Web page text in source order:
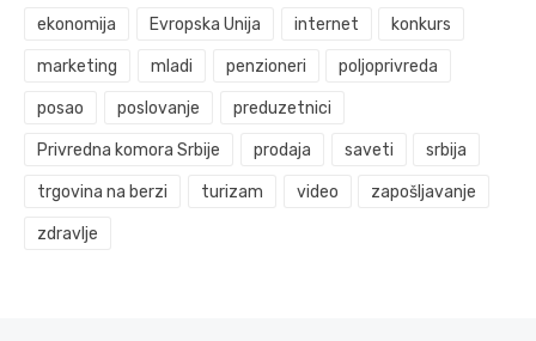
ekonomija Evropska Unija internet konkurs
marketing mladi penzioneri poljoprivreda
posao poslovanje preduzetnici
Privredna komora Srbije prodaja saveti srbija
trgovina na berzi turizam video zapošljavanje
zdravlje